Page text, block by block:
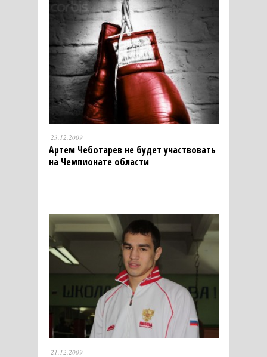
23.12.2009
Артем Чеботарев не будет участвовать
на Чемпионате области
21.12.2009